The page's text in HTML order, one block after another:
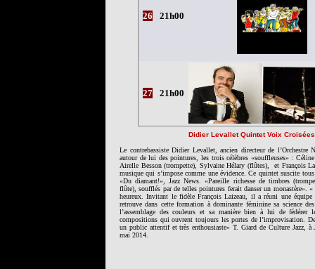
26 21h00
27 21h00
Didier Levallet Quintet Voix Croisées
Le contrebassiste Didier Levallet, ancien directeur de l’Orchestre
autour de lui des pointures, les trois célèbres «souffleuses» :
Airelle Besson (trompette), Sylvaine Hélary (flûtes),
et François
musique qui s’impose comme une évidence. Ce quintet suscite
«Du diamant!», Jazz News. «Pareille richesse de timbres
flûte), soufflés par de telles pointures ferait danser un monastère».
heureux. Invitant le fidèle François Laizeau, il a réuni une équipe
retrouve dans cette formation à dominante féminine sa science
l’assemblage des couleurs et sa manière bien à lui de fédérer
compositions qui ouvrent toujours les portes de l’improvisation.
un public attentif et très enthousiaste» T. Giard de Culture Jazz, à
mai 2014.